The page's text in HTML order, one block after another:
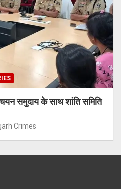
समुदाय के साथ शांति समिति
Crimes